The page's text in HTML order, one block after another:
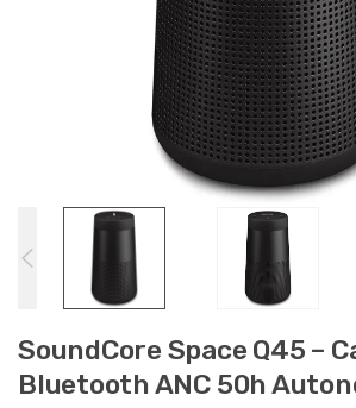
SoundCore Space Q45 –
Bluetooth ANC 50h